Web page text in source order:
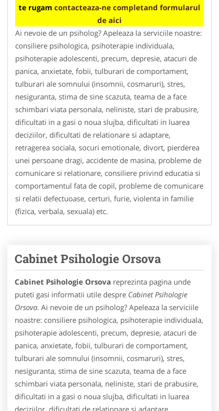
te rugam contacteaza-ne completand formularul
de aici
Ai nevoie de un psiholog? Apeleaza la serviciile noastre:
consiliere psihologica, psihoterapie individuala,
psihoterapie adolescenti, precum, depresie, atacuri de
panica, anxietate, fobii, tulburari de comportament,
tulburari ale somnului (insomnii, cosmaruri), stres,
nesiguranta, stima de sine scazuta, teama de a face
schimbari viata personala, neliniste, stari de prabusire,
dificultati in a gasi o noua slujba, dificultati in luarea
deciziilor, dificultati de relationare si adaptare,
retragerea sociala, socuri emotionale, divort, pierderea
unei persoane dragi, accidente de masina, probleme de
comunicare si relationare, consiliere privind educatia si
comportamentul fata de copil, probleme de comunicare
si relatii defectuoase, certuri, furie, violenta in familie
(fizica, verbala, sexuala) etc.
Cabinet Psihologie Orsova
Cabinet Psihologie Orsova reprezinta pagina unde
puteti gasi informatii utile despre Cabinet Psihologie
Orsova. Ai nevoie de un psiholog? Apeleaza la serviciile
noastre: consiliere psihologica, psihoterapie individuala,
psihoterapie adolescenti, precum, depresie, atacuri de
panica, anxietate, fobii, tulburari de comportament,
tulburari ale somnului (insomnii, cosmaruri), stres,
nesiguranta, stima de sine scazuta, teama de a face
schimbari viata personala, neliniste, stari de prabusire,
dificultati in a gasi o noua slujba, dificultati in luarea
deciziilor, dificultati de relationare si adaptare,